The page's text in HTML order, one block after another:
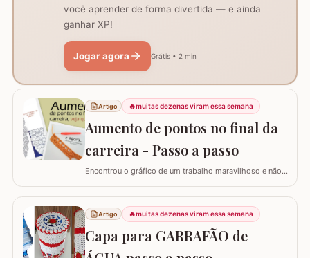
você aprender de forma divertida — e ainda
ganhar XP!
Jogar agora Grátis • 2 min
Artigo 🔥muitas dezenas viram essa semana
Aumento de pontos no final da
carreira - Passo a passo
Encontrou o gráfico de um trabalho maravilhoso e não
explicar de forma simples como interpretar o gráfico,
calcular a quantidade de correntes para iniciar um
trabalho e aumentar a quantidade de pontos no início ou
no final da carreira. (Link para…
Artigo 🔥muitas dezenas viram essa semana
Capa para GARRAFÃO de